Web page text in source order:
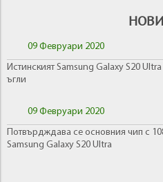
09 Февруари 2020
Истинският Samsung Galaxy S20
ъгли
09 Февруари 2020
Потвърдждава се основния чип с
Samsung Galaxy S20 Ultra